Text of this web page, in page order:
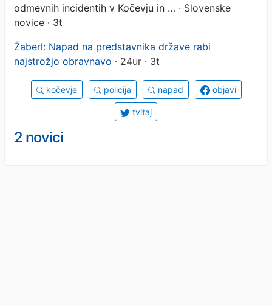
odmevnih incidentih v Kočevju in … · Slovenske
novice · 3t
Žaberl: Napad na predstavnika države rabi
najstrožjo obravnavo · 24ur · 3t
kočevje policija napad objavi
tvitaj
2 novici